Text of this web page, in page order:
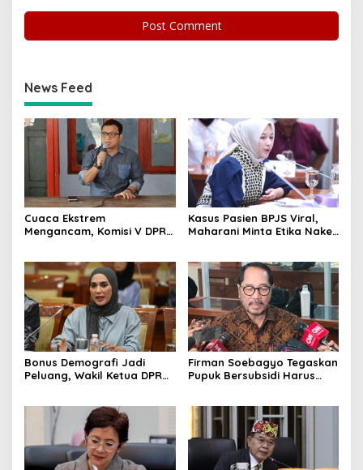
News Feed
Cuaca Ekstrem
Mengancam, Komisi V DPR
Kasus Pasien BPJS Viral,
Maharani Minta Etika Nakes
Bonus Demografi Jadi
Peluang, Wakil Ketua DPR
Firman Soebagyo Tegaskan
Pupuk Bersubsidi Harus